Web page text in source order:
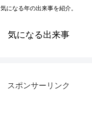
気になる年の出来事を紹介。
気になる出来事
スポンサーリンク